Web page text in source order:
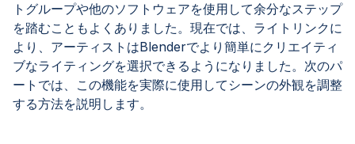
トグループや他のソフトウェアを使用して余分なステップ
を踏むこともよくありました。現在では、ライトリンクに
より、アーティストはBlenderでより簡単にクリエイティ
ブなライティングを選択できるようになりました。次のパ
ートでは、この機能を実際に使用してシーンの外観を調整
する方法を説明します。